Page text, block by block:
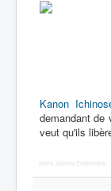
Kanon
demandant de
veut qu'ils
More Joomla Extensions